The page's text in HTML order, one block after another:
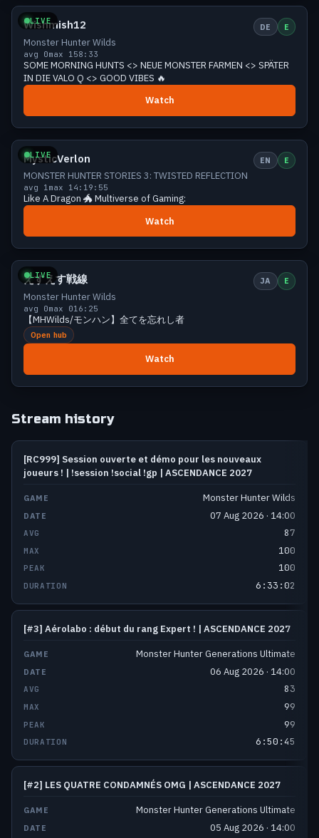
LIVE
Wishmish12 DE E
Monster Hunter Wilds
avg 0max 1 58:33
SOME MORNING HUNTS <> NEUE MONSTER FARMEN <> SPÄTER
IN DIE VALO Q <> GOOD VIBES 🔥
Watch
LIVE
Small 0 viewers
MysticVerlon EN E
MONSTER HUNTER STORIES 3: TWISTED REFLECTION
avg 1max 14:19:55
Like A Dragon 🐲 Multiverse of Gaming:
Watch
LIVE
Small 0 viewers
えすえす戦線 JA E
Monster Hunter Wilds
avg 0max 016:25
【MHWilds/モンハン】全てを忘れし者
Open hub
Watch
Stream history
Past Monster Hunter streams
[RC999] Session ouverte et démo pour les nouveaux
joueurs ! | !session !social !gp | ASCENDANCE 2027
Monster Hunter Wilds
07 Aug 2026 · 14:00
87
100
100
6:33:02
[#3] Aérolabo : début du rang Expert ! | ASCENDANCE 2027
Monster Hunter Generations Ultimate
06 Aug 2026 · 14:00
83
99
99
6:50:45
[#2] LES QUATRE CONDAMNÉS OMG | ASCENDANCE 2027
Monster Hunter Generations Ultimate
05 Aug 2026 · 14:00